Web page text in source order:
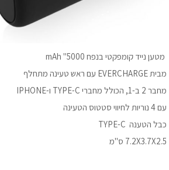
מטען נייד קומפקטי בנפח 5000" mAh
מבית EVERCHARGE עם ראש טעינה מתחלף
מחבר 2 ב-1, הכולל מחברי TYPE-C ו-IPHONE
עם 4 נוריות לחיווי סטטוס הטעינה
כבל הטענה TYPE-C
7.2X3.7X2.5 ס"מ